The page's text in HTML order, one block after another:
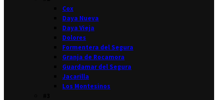
Cox
Daya Nueva
Daya Vieja
Dolores
Formentera del Segura
Granja de Rocamora
Guardamar del Segura
Jacarilla
Los Montesinos